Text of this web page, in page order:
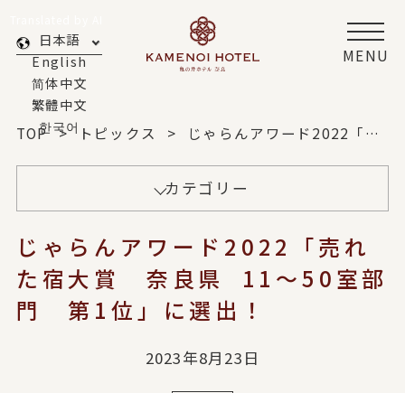
MENU
日本語
English
简体中文
繁體中文
한국어
TOP トピックス じゃらんアワード2022「売れた宿大賞 奈良県 11～50室部門 第1位」に選出！
カテゴリー
じゃらんアワード2022「売れ
た宿大賞 奈良県 11～50室部
門 第1位」に選出！
2023年8月23日